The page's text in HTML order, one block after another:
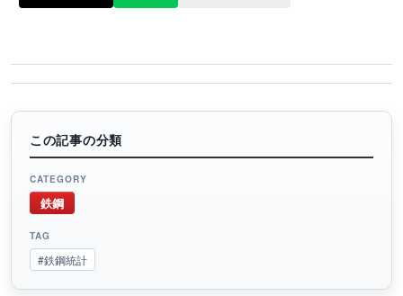
この記事の分類
CATEGORY
鉄鋼
TAG
#鉄鋼統計